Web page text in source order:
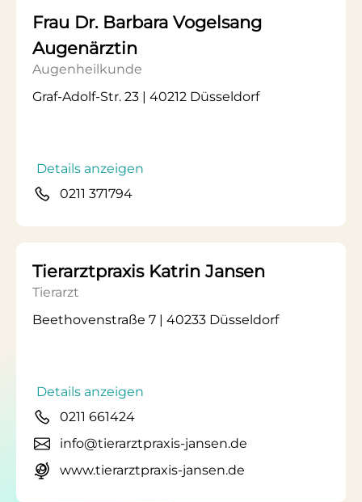
Frau Dr. Barbara Vogelsang
Augenärztin
Augenheilkunde
Graf-Adolf-Str. 23 | 40212 Düsseldorf
Details anzeigen
0211 371794
Tierarztpraxis Katrin Jansen
Tierarzt
Beethovenstraße 7 | 40233 Düsseldorf
Details anzeigen
0211 661424
info@tierarztpraxis-jansen.de
www.tierarztpraxis-jansen.de